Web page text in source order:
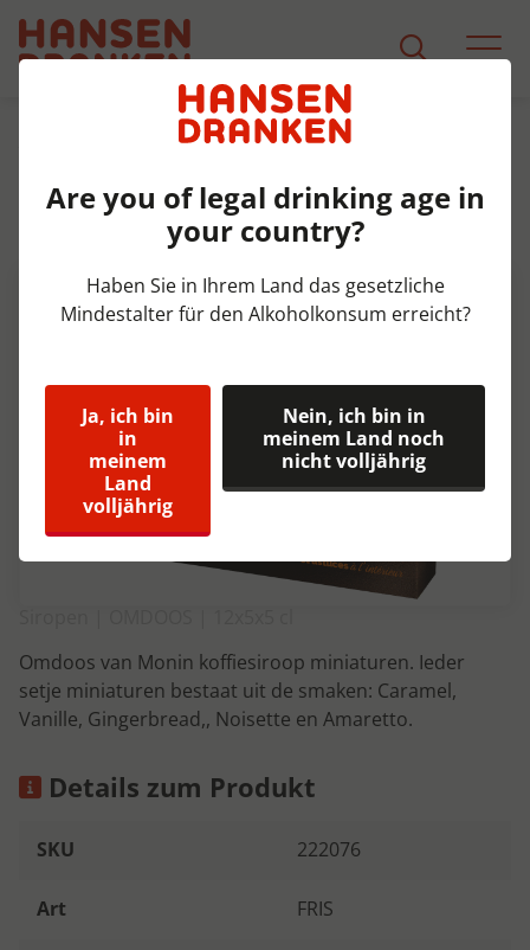
Produkt Detail
Monin Coffee miniaturenset
Omdoos 12x5x5 cl
Omdoos van Monin koffiesiroop miniaturen. Ieder
setje miniaturen bestaat uit de smaken: Caramel,
Vanille, Gingerbread,, Noisette en Amaretto.
Details zum Produkt
SKU 222076
Art FRIS
Are you of legal drinking age in
your country?
Haben Sie in Ihrem Land das gesetzliche
Mindestalter für den Alkoholkonsum erreicht?
Ja, ich bin
in
meinem
Land
volljährig
Nein, ich bin in
meinem Land noch
nicht volljährig